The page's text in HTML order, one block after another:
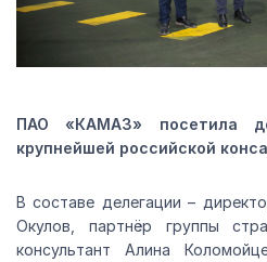
ПАО «КАМАЗ» посетила
крупнейшей российской
В составе делегации –
Окулов, партнёр группы
консультант Алина